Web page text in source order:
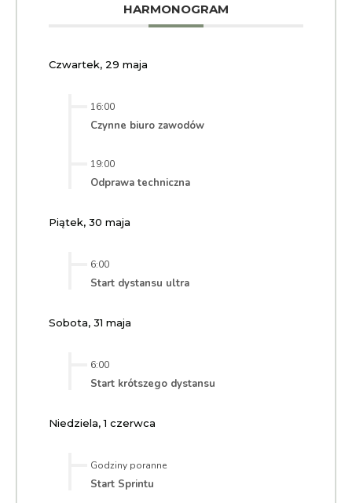
HARMONOGRAM
Czwartek, 29 maja
16:00
Czynne biuro zawodów
19:00
Odprawa techniczna
Piątek, 30 maja
6:00
Start dystansu ultra
Sobota, 31 maja
6:00
Start krótszego dystansu
Niedziela, 1 czerwca
Godziny poranne
Start Sprintu